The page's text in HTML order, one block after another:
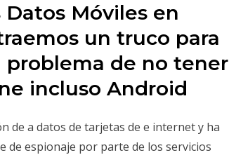
Datos Móviles en
un truco para
problema de no tener
incluso Android
de a datos de tarjetas de e internet y ha
espionaje por parte de los servicios